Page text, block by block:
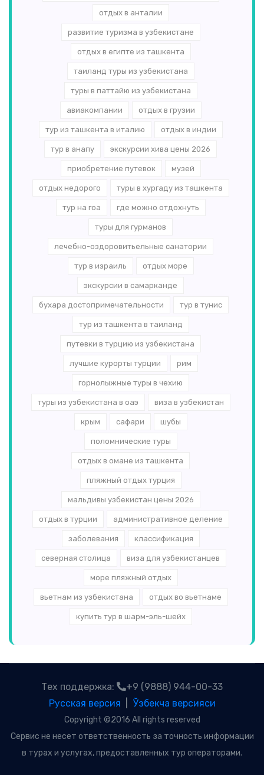
отдых в анталии
развитие туризма в узбекистане
отдых в египте из ташкента
таиланд туры из узбекистана
туры в паттайю из узбекистана
авиакомпании отдых в грузии
тур из ташкента в италию отдых в индии
тур в анапу экскурсии хива цены 2026
приобретение путевок музей
отдых недорого туры в хургаду из ташкента
тур на гоа где можно отдохнуть
туры для гурманов
лечебно-оздоровитьельные санатории
тур в израиль отдых море
экскурсии в самарканде
бухара достопримечательности тур в тунис
тур из ташкента в таиланд
путевки в турцию из узбекистана
лучшие курорты турции рим
горнолыжные туры в чехию
туры из узбекистана в оаэ виза в узбекистан
крым сафари шубы
поломнические туры
отдых в омане из ташкента
пляжный отдых турция
мальдивы узбекистан цены 2026
отдых в турции административное деление
заболевания классификация
северная столица виза для узбекистанцев
море пляжный отдых
вьетнам из узбекистана отдых во вьетнаме
купить тур в шарм-эль-шейх
Тех поддержка:
+9 (9888) 944-00-33
Русская версия
Ўзбекча версияси
Copyright ©2016 All rights reserved
Сервис не несет ответственность за точность информации
в турах и услугах, предоставленных тур операторами.